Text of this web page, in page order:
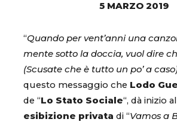
5 MARZO 2019
“Quando per vent’anni una
mente sotto la doccia, vuol dire
(Scusate che è tutto un po’ a
questo messaggio che Lodo
de “Lo Stato Sociale“, dà inizio
esibizione privata di “Vamos a